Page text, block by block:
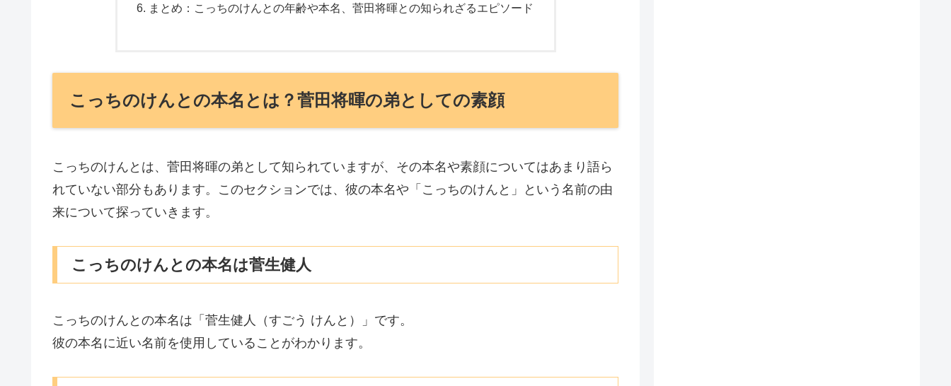
まとめ：こっちのけんとの年齢や本名、菅田将暉との知られざるエピソード
こっちのけんとの本名とは？菅田将暉の弟としての素顔
こっちのけんとは、菅田将暉の弟として知られていますが、その本名や素顔についてはあまり語ら
れていない部分もあります。このセクションでは、彼の本名や「こっちのけんと」という名前の由
来について探っていきます。
こっちのけんとの本名は菅生健人
こっちのけんとの本名は「菅生健人（すごう けんと）」です。
彼の本名に近い名前を使用していることがわかります。